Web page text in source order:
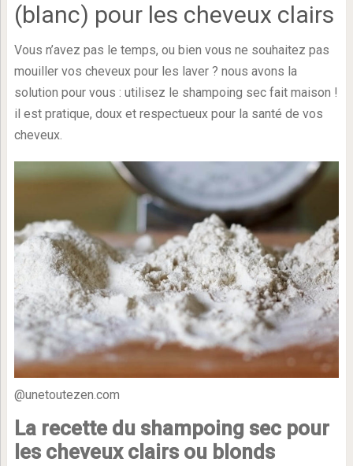
(blanc) pour les cheveux clairs
Vous n’avez pas le temps, ou bien vous ne souhaitez pas
mouiller vos cheveux pour les laver ? nous avons la
solution pour vous : utilisez le shampoing sec fait maison !
il est pratique, doux et respectueux pour la santé de vos
cheveux.
@unetoutezen.com
La recette du shampoing sec pour
les cheveux clairs ou blonds